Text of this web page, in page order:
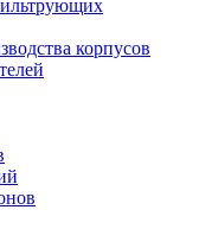
корпусов